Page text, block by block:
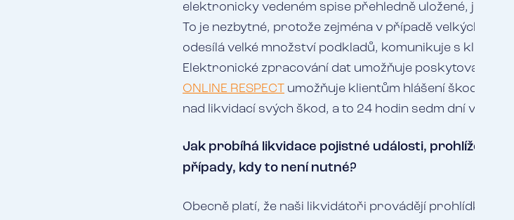
elektronicky vedeném spise přehledně uložené, je zde
To je nezbytné, protože zejména v případě velkých
odesílá velké množství podkladů, komunikuje s
Elektronické zpracování dat umožňuje poskytovat
ONLINE RESPECT umožňuje klientům hlášení škod,
nad likvidací svých škod, a to 24 hodin sedm dní v týdnu.
Jak probíhá likvidace pojistné události, prohlížejí
případy, kdy to není nutné?
Obecně platí, že naši likvidátoři provádějí prohlídky při